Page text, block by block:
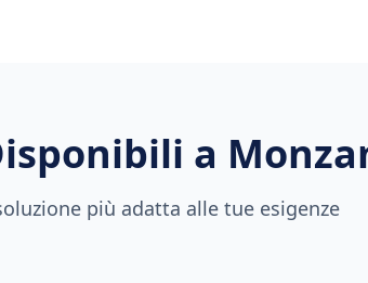
a
più adatta alle tue esigenze